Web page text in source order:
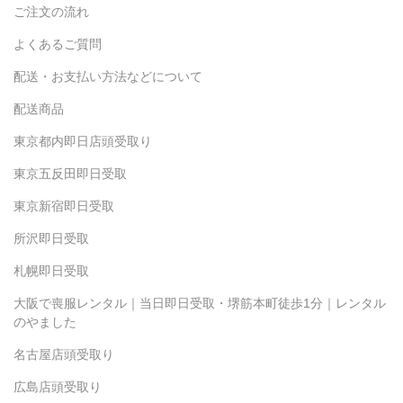
ご注文の流れ
よくあるご質問
配送・お支払い方法などについて
配送商品
東京都内即日店頭受取り
東京五反田即日受取
東京新宿即日受取
所沢即日受取
札幌即日受取
大阪で喪服レンタル｜当日即日受取・堺筋本町徒歩1分｜レンタル
のやました
名古屋店頭受取り
広島店頭受取り